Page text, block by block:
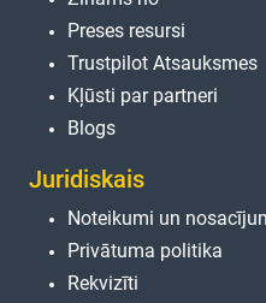
Preses resursi
Trustpilot Atsauksmes
Kļūsti par partneri
Blogs
Juridiskais
Noteikumi un
Privātuma politika
Rekvizīti